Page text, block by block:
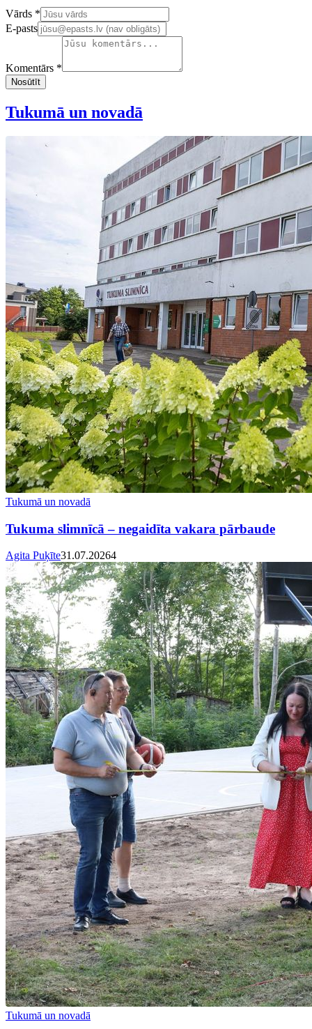
Confirm your email address
Vārds *
E-pasts
Komentārs *
Nosūtīt
Tukumā un novadā
Tukumā un novadā
Tukuma slimnīcā – negaidīta vakara pārbaude
Agita Puķīte31.07.20264
Tukumā un novadā